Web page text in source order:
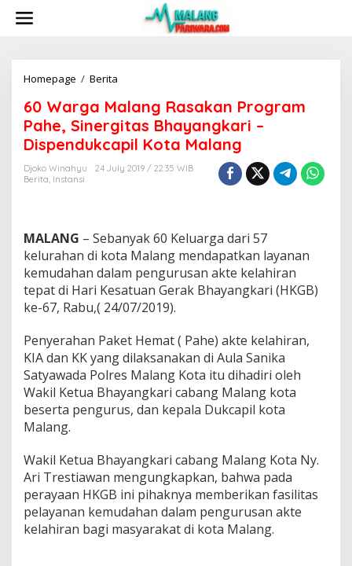
Homepage / Berita
W
a
r
g
a
M
n
R
a
s
a
n
P
r
o
g
r
P
a
h
e
,
S
60 Warga Malang Rasakan Program
Pahe, Sinergitas Bhayangkari –
Dispendukcapil Kota Malang
Djoko Winahyu
24 July 2019 / 22:35 WIB
Berita, Instansi
MALANG – Sebanyak 60 Keluarga dari 57
kelurahan di kota Malang mendapatkan layanan
kemudahan dalam pengurusan akte kelahiran
tepat di Hari Kesatuan Gerak Bhayangkari (HKGB)
ke-67, Rabu,( 24/07/2019).
Penyerahan Paket Hemat ( Pahe) akte kelahiran,
KIA dan KK yang dilaksanakan di Aula Sanika
Satyawada Polres Malang Kota itu dihadiri oleh
Wakil Ketua Bhayangkari cabang Malang kota
beserta pengurus, dan kepala Dukcapil kota
Malang.
Wakil Ketua Bhayangkari cabang Malang Kota Ny.
Ari Trestiawan mengungkapkan, bahwa pada
perayaan HKGB ini pihaknya memberikan fasilitas
pelayanan kemudahan dalam pengurusan akte
kelahiran bagi masyarakat di kota Malang.